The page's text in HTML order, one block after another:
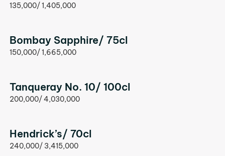
135,000/ 1,405,000
Bombay Sapphire/ 75cl
150,000/ 1,665,000
Tanqueray No. 10/ 100cl
200,000/ 4,030,000
Hendrick’s/ 70cl
240,000/ 3,415,000